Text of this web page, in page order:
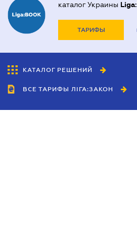
каталог Украины
ТАРИФЫ
КАТАЛОГ РЕШЕНИЙ
ВСЕ ТАРИФЫ ЛІГА:ЗАКОН